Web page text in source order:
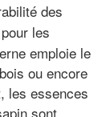
des
pour les
emploie le
ou encore
les essences
sont